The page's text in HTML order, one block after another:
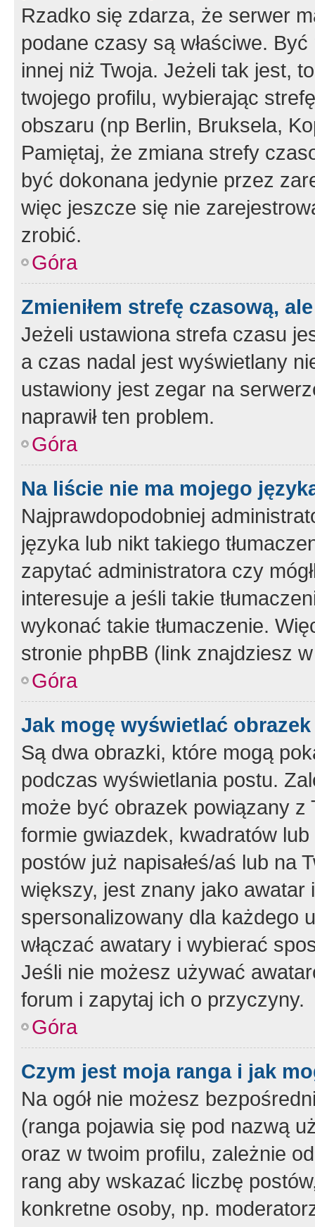
Rzadko się zdarza, że serwer
podane czasy są właściwe.
innej niż Twoja. Jeżeli tak jest,
twojego profilu, wybierając
obszaru (np Berlin, Bruksela,
Pamiętaj, że zmiana strefy
być dokonana jedynie przez
więc jeszcze się nie
zrobić.
Góra
Zmieniłem strefę czasową,
Jeżeli ustawiona strefa czasu
a czas nadal jest wyświetlany
ustawiony jest zegar na
naprawił ten problem.
Góra
Na liście nie ma mojego
Najprawdopodobniej
języka lub nikt takiego
zapytać administratora czy
interesuje a jeśli takie
wykonać takie tłumaczenie.
stronie phpBB (link znajdziesz
Góra
Jak mogę wyświetlać
Są dwa obrazki, które mogą
podczas wyświetlania postu.
może być obrazek powiązany z
formie gwiazdek, kwadratów
postów już napisałeś/aś lub na
większy, jest znany jako
spersonalizowany dla każdego
włączać awatary i wybierać
Jeśli nie możesz używać
forum i zapytaj ich o przyczyny.
Góra
Czym jest moja ranga i jak
Na ogół nie możesz
(ranga pojawia się pod nazwą
oraz w twoim profilu, zależnie
rang aby wskazać liczbę
konkretne osoby, np.